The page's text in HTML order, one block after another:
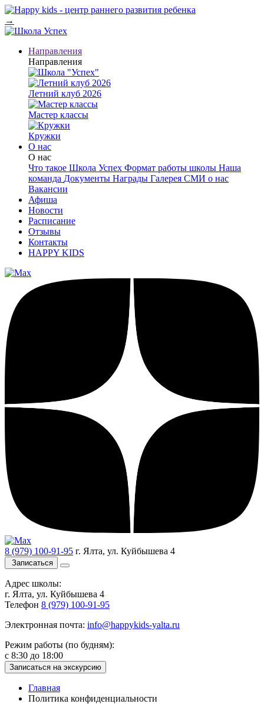
→
Направления
Направления
Летний клуб 2026
Мастер классы
Кружки
О нас
О нас
Что такое Школа Успех Формат работы школы Наша
команда Документы Награды Галерея СМИ о нас
Вакансии
Афиша
Новости
Расписание
Отзывы
Контакты
HAPPY KIDS
8 (979) 100-91-95 г. Ялта, ул. Куйбышева 4
Записаться
Адрес школы:
г. Ялта, ул. Куйбышева 4
Телефон 8 (979) 100-91-95
Электронная почта: info@happykids-yalta.ru
Режим работы (по будням):
с 8:30 до 18:00
Записаться на экскурсию
Главная
Политика конфиденциальности